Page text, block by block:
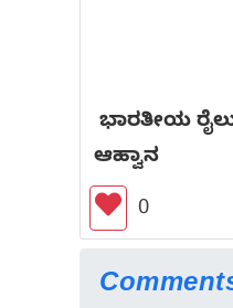
ಭಾರತೀಯ
ಆಹ್ವಾನ
0